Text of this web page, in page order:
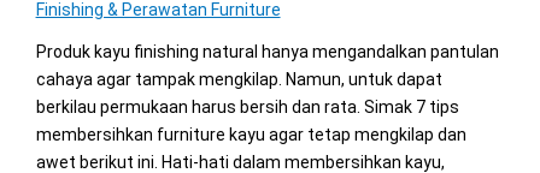
Finishing & Perawatan Furniture
Produk kayu finishing natural hanya mengandalkan pantulan
cahaya agar tampak mengkilap. Namun, untuk dapat
berkilau permukaan harus bersih dan rata. Simak 7 tips
membersihkan furniture kayu agar tetap mengkilap dan
awet berikut ini. Hati-hati dalam membersihkan kayu,